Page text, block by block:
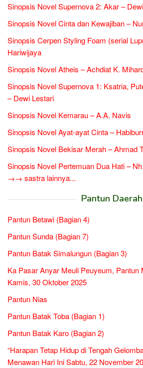
Sinopsis Novel Supernova 2: Akar –
Sinopsis Novel Cinta dan Kewajiban –
Sinopsis Cerpen Styling Foam (serial
Hariwijaya
Sinopsis Novel Atheis – Achdiat K.
Sinopsis Novel Supernova 1: Ksatria,
– Dewi Lestari
Sinopsis Novel Kemarau – A.A. Navis
Sinopsis Novel Ayat-ayat Cinta –
Sinopsis Novel Bekisar Merah – Ahmad
Sinopsis Novel Pertemuan Dua Hati –
→→ sastra lainnya...
Pantun Daerah
Pantun Betawi (Bagian 4)
Pantun Sunda (Bagian 7)
Pantun Batak Simalungun (Bagian 3)
Ka Pasar Anyar Meuli Peuyeum, Pantun
Kamis, 30 Oktober 2025
Pantun Nias
Pantun Batak Toba (Bagian 1)
Pantun Batak Karo (Bagian 2)
“Harapan Tetap Hidup di Tengah
Menawan Hari Ini Sabtu, 22 November